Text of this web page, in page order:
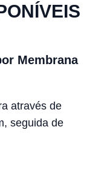
Membrana
através de
seguida de